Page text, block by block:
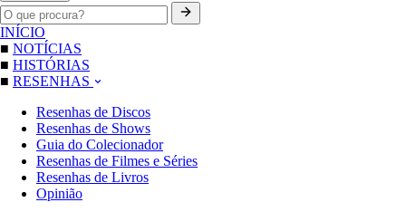
INÍCIO
■ NOTÍCIAS
■ HISTÓRIAS
■ RESENHAS
Resenhas de Discos
Resenhas de Shows
Guia do Colecionador
Resenhas de Filmes e Séries
Resenhas de Livros
Opinião